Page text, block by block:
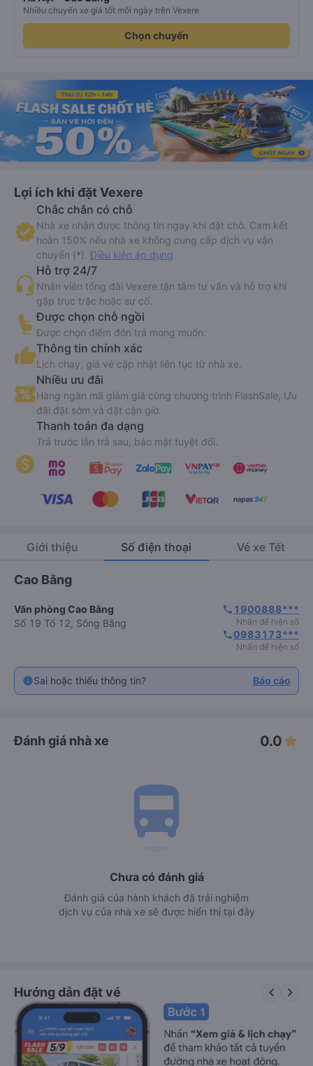
Nhiều chuyến xe giá tốt mỗi ngày trên Vexere
Chọn chuyến
Lợi ích khi đặt Vexere
Chắc chắn có chỗ
Nhà xe nhận được thông tin ngay khi đặt chỗ. Cam kết
hoàn 150% nếu nhà xe không cung cấp dịch vụ vận
chuyển (*). Điều kiện áp dụng
Hỗ trợ 24/7
Nhân viên tổng đài Vexere tận tâm tư vấn và hỗ trợ khi
gặp trục trặc hoặc sự cố.
Được chọn chỗ ngồi
Được chọn điểm đón trả mong muốn.
Thông tin chính xác
Lịch chạy, giá vé cập nhật liên tục từ nhà xe.
Nhiều ưu đãi
Hàng ngàn mã giảm giá cùng chương trình FlashSale, Ưu
đãi đặt sớm và đặt cận giờ.
Thanh toán đa dạng
Trả trước lẫn trả sau, bảo mật tuyệt đối.
Giới thiệu Số điện thoại Vé xe Tết
Cao Bằng
Văn phòng Cao Bằng
Số 19 Tổ 12, Sông Bằng
phone 1900888***
Nhấn để hiện số
phone0983173***
Nhấn để hiện số
Sai hoặc thiếu thông tin? Báo cáo
Đánh giá nhà xe 0.0
directions_bus
Chưa có đánh giá
Đánh giá của hành khách đã trải nghiệm
dịch vụ của nhà xe sẽ được hiển thị tại đây
Hướng dẫn đặt vé keyboard_arrow_left keyboard_arrow_right